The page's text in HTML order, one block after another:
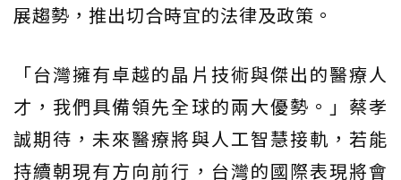
展趨勢，推出切合時宜的法律及政策。
「台灣擁有卓越的晶片技術與傑出的醫療人
才，我們具備領先全球的兩大優勢。」蔡孝
誠期待，未來醫療將與人工智慧接軌，若能
持續朝現有方向前行，台灣的國際表現將會